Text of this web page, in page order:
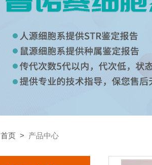
首页 > 产品中心